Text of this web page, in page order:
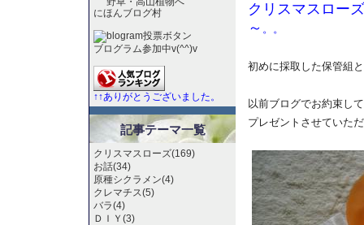
クリスマスロー
～ 。。
初めに採取した保管組
以前ブログでお約束し
プレゼントさせていた
にほんブログ村
ブログラム参加中v(^^)v
↑↑ありがとうございました。
記事テーマ一覧
クリスマスローズ(169)
お話(34)
原種シクラメン(4)
クレマチス(5)
バラ(4)
ＤＩＹ(3)